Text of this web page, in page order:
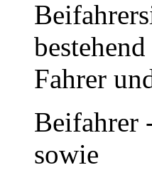
Fahrer
Beifahrer
sowie